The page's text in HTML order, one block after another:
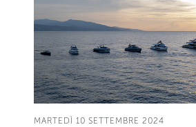
MARTEDÌ 10 SETTEMBRE 2024